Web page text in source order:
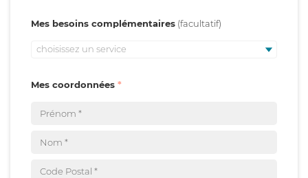
Mes besoins complémentaires
choisissez un service
Mes coordonnées